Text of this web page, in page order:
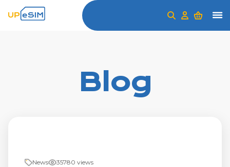
Blog
News 35780 views